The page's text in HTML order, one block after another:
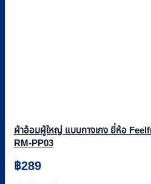
ผ้าอ้อมผู้ใหญ่ แบบกางเกง ยี่ห้อ
RM-PP03
฿289